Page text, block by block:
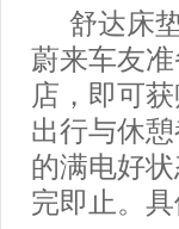
舒达床
蔚来车友
店，即可
出行与休
的满电好
完即止。